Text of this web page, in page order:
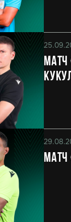
Матч
Матч